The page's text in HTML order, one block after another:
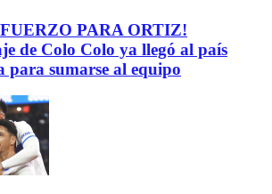
PARA ORTIZ!
de Colo Colo ya llegó al país
para sumarse al equipo